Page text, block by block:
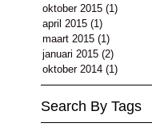
oktober 2015 (1)
april 2015 (1)
maart 2015 (1)
januari 2015 (2)
oktober 2014 (1)
Search By Tags